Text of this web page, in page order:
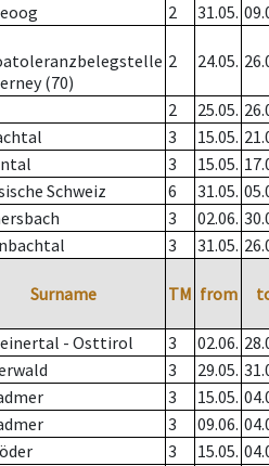
2 31.05.
(70)
2 24.05.
2 25.05.
3 15.05.
3 15.05.
Schweiz 6 31.05.
3 02.06.
3 31.05.
Surname TM from
- Osttirol 3 02.06.
3 29.05.
3 15.05.
3 09.06.
3 15.05.